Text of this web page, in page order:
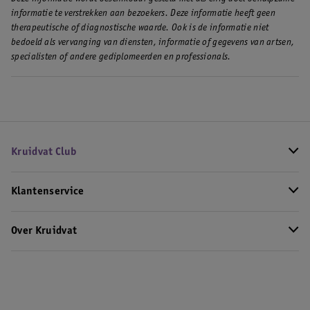
informatie te verstrekken aan bezoekers. Deze informatie heeft geen
therapeutische of diagnostische waarde. Ook is de informatie niet
bedoeld als vervanging van diensten, informatie of gegevens van artsen,
specialisten of andere gediplomeerden en professionals.
Kruidvat Club
Klantenservice
Over Kruidvat